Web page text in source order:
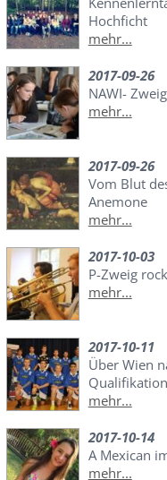
Hochficht
mehr...
2017-09-26
NAWI-
mehr...
2017-09-26
Vom Blut
Anemone
mehr...
2017-10-03
P-Zweig
mehr...
2017-10-11
Über Wien
mehr...
2017-10-14
A Mexican
mehr...